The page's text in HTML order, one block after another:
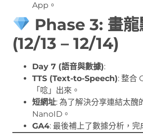
App。
Phase 3: 畫龍
(12/13 – 12/14)
Day 7 (語音與數據):
TTS (Text-to-Speech): 整合
「唸」出來。
短網址: 為了解決分享連結太醜
NanoID。
GA4: 最後補上了數據分析，完